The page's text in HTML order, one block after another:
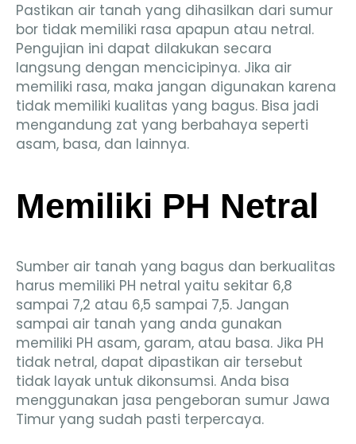
Pastikan air tanah yang dihasilkan dari sumur
bor tidak memiliki rasa apapun atau netral.
Pengujian ini dapat dilakukan secara
langsung dengan mencicipinya. Jika air
memiliki rasa, maka jangan digunakan karena
tidak memiliki kualitas yang bagus. Bisa jadi
mengandung zat yang berbahaya seperti
asam, basa, dan lainnya.
Memiliki PH Netral
Sumber air tanah yang bagus dan berkualitas
harus memiliki PH netral yaitu sekitar 6,8
sampai 7,2 atau 6,5 sampai 7,5. Jangan
sampai air tanah yang anda gunakan
memiliki PH asam, garam, atau basa. Jika PH
tidak netral, dapat dipastikan air tersebut
tidak layak untuk dikonsumsi. Anda bisa
menggunakan jasa pengeboran sumur Jawa
Timur yang sudah pasti terpercaya.